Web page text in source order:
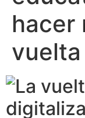
hacer